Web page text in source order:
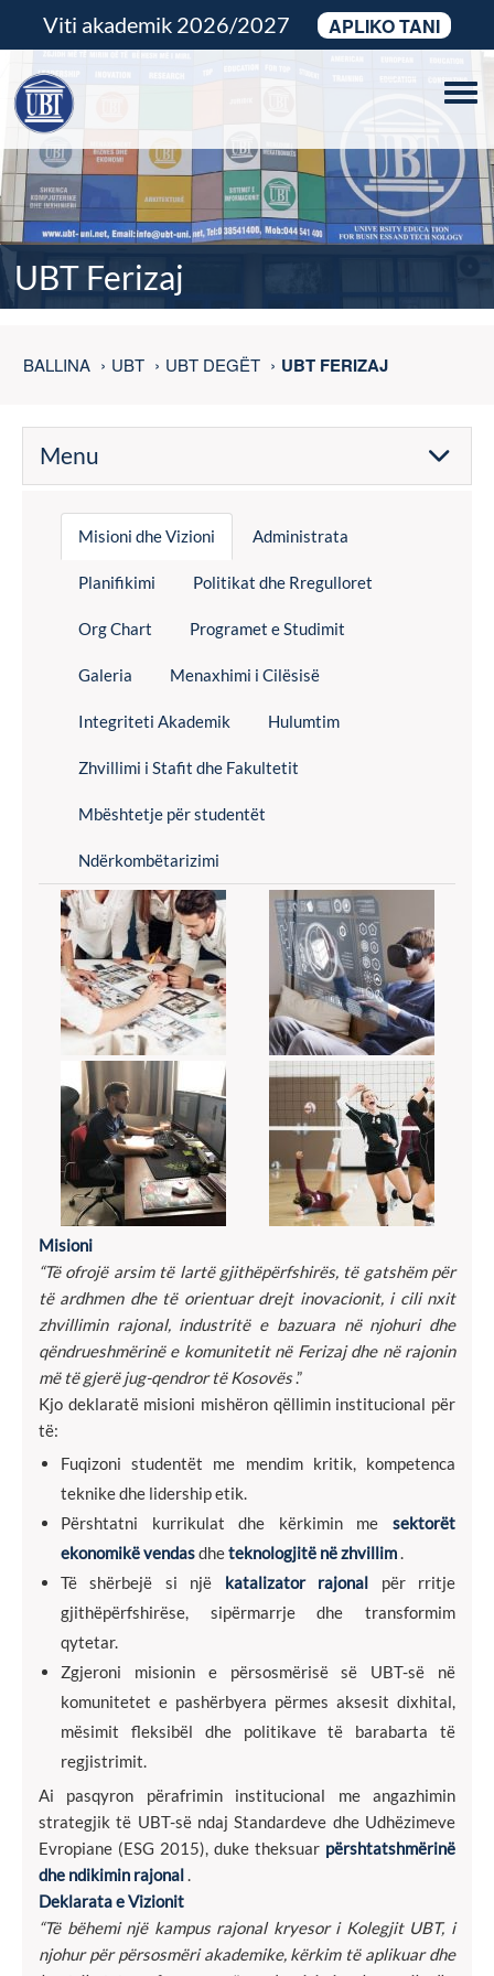
Viti akademik 2026/2027 APLIKO TANI
UBT Ferizaj
BALLINA UBT UBT DEGËT UBT FERIZAJ
Menu
Misioni dhe Vizioni Administrata
Planifikimi Politikat dhe Rregulloret
Org Chart Programet e Studimit
Galeria Menaxhimi i Cilësisë
Integriteti Akademik Hulumtim
Zhvillimi i Stafit dhe Fakultetit
Mbështetje për studentët
Ndërkombëtarizimi
Misioni
“Të ofrojë arsim të lartë gjithëpërfshirës, të gatshëm për
të ardhmen dhe të orientuar drejt inovacionit, i cili nxit
zhvillimin rajonal, industritë e bazuara në njohuri dhe
qëndrueshmërinë e komunitetit në Ferizaj dhe në rajonin
më të gjerë jug-qendror të Kosovës.”
Kjo deklaratë misioni mishëron qëllimin institucional për
të:
Fuqizoni studentët me mendim kritik, kompetenca
teknike dhe lidership etik.
Përshtatni kurrikulat dhe kërkimin me sektorët
ekonomikë vendasdheteknologjitë në zhvillim.
Të shërbejë si një katalizator rajonal për rritje
gjithëpërfshirëse, sipërmarrje dhe transformim
qytetar.
Zgjeroni misionin e përsosmërisë së UBT-së në
komunitetet e pashërbyera përmes aksesit dixhital,
mësimit fleksibël dhe politikave të barabarta të
regjistrimit.
Ai pasqyron përafrimin institucional me angazhimin
strategjik të UBT-së ndaj Standardeve dhe Udhëzimeve
Evropiane (ESG 2015), duke theksuar përshtatshmërinë
dhe ndikimin rajonal.
Deklarata e Vizionit
“Të bëhemi një kampus rajonal kryesor i Kolegjit UBT, i
njohur për përsosmëri akademike, kërkim të aplikuar dhe